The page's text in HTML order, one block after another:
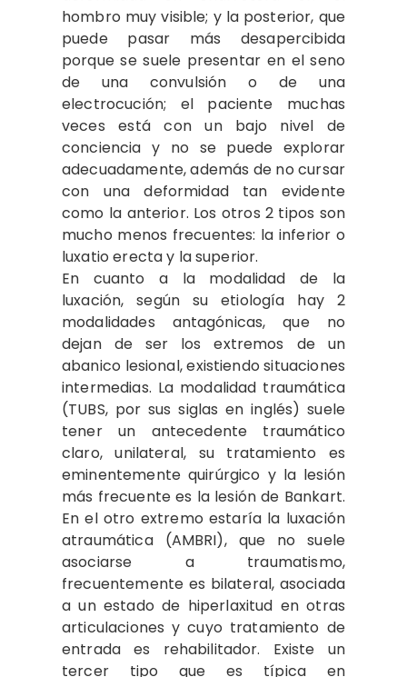
hombro muy visible; y la posterior, que
puede pasar más desapercibida
porque se suele presentar en el seno
de una convulsión o de una
electrocución; el paciente muchas
veces está con un bajo nivel de
conciencia y no se puede explorar
adecuadamente, además de no cursar
con una deformidad tan evidente
como la anterior. Los otros 2 tipos son
mucho menos frecuentes: la inferior o
luxatio erecta y la superior.
En cuanto a la modalidad de la
luxación, según su etiología hay 2
modalidades antagónicas, que no
dejan de ser los extremos de un
abanico lesional, existiendo situaciones
intermedias. La modalidad traumática
(TUBS, por sus siglas en inglés) suele
tener un antecedente traumático
claro, unilateral, su tratamiento es
eminentemente quirúrgico y la lesión
más frecuente es la lesión de Bankart.
En el otro extremo estaría la luxación
atraumática (AMBRI), que no suele
asociarse a traumatismo,
frecuentemente es bilateral, asociada
a un estado de hiperlaxitud en otras
articulaciones y cuyo tratamiento de
entrada es rehabilitador. Existe un
tercer tipo que es típica en